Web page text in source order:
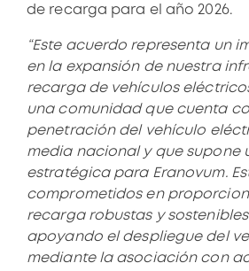
de recarga para el año 2026.
“Este acuerdo representa un
en la expansión de nuestra
recarga de vehículos
una comunidad que cuenta
penetración del vehículo
media nacional y que supone
estratégica para Eranovum.
comprometidos en
recarga robustas y
apoyando el despliegue del
mediante la asociación con